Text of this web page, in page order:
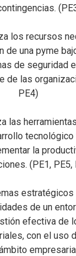
los recursos
de una pyme
de seguridad
de las
PE4)
las
tecnológico
la
(PE1, PE5,
estratégicos
de un
efectiva de
con el uso